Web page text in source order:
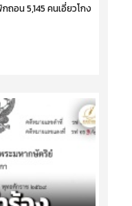
ถอน 5,145 คนเอี่ยวโกง